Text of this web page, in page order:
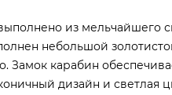
из мельчайшего
небольшой
Замок карабин
дизайн и светлая